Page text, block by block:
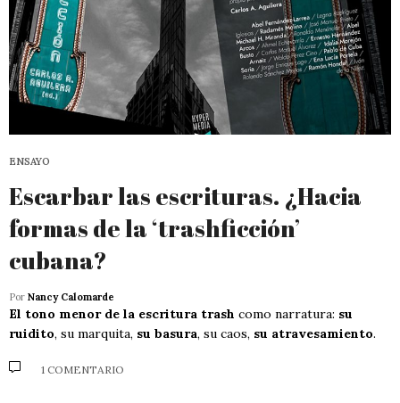
ENSAYO
Escarbar las escrituras. ¿Hacia
formas de la ‘trashficción’
cubana?
Por Nancy Calomarde
El tono menor de la escritura trash como narratura: su
ruidito, su marquita, su basura, su caos, su atravesamiento.
1 COMENTARIO